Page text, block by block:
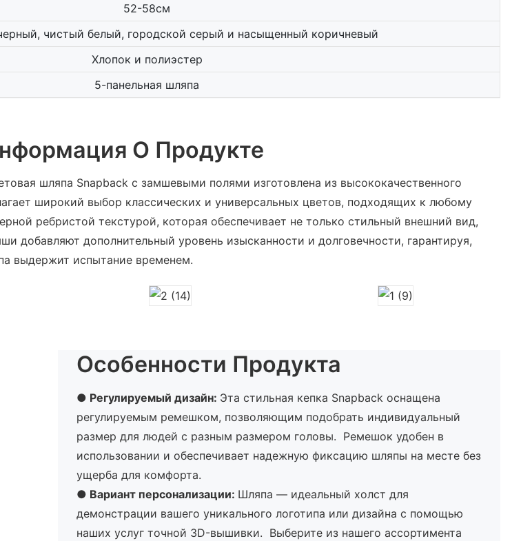
52-58см
чистый белый, городской серый и насыщенный коричневый
Хлопок и полиэстер
5-панельная шляпа
О Продукте
шляпа Snapback с замшевыми полями изготовлена ​​из высококачественного
широкий выбор классических и универсальных цветов, подходящих к любому
ребристой текстурой, которая обеспечивает не только стильный внешний вид,
дополнительный уровень изысканности и долговечности, гарантируя,
выдержит испытание временем.
Особенности Продукта
● Регулируемый дизайн: Эта стильная кепка Snapback оснащена
регулируемым ремешком, позволяющим подобрать индивидуальный
размер для людей с разным размером головы. Ремешок удобен в
использовании и обеспечивает надежную фиксацию шляпы на месте без
ущерба для комфорта.
● Вариант персонализации: Шляпа — идеальный холст для
демонстрации вашего уникального логотипа или дизайна с помощью
наших услуг точной 3D-вышивки. Выберите из нашего ассортимента